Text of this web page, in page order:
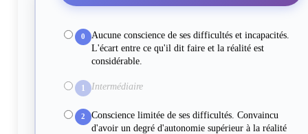
0
Aucune conscience de ses difficultés et incapacités.
L'écart entre ce qu'il dit faire et la réalité est
considérable.
1 Intermédiaire
2
Conscience limitée de ses difficultés. Convaincu
d'avoir un degré d'autonomie supérieur à la réalité